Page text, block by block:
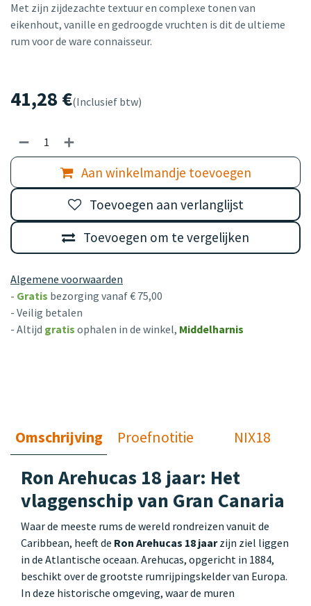
Met zijn zijdezachte textuur en complexe tonen van
eikenhout, vanille en gedroogde vruchten is dit de ultieme
rum voor de ware connaisseur.
41,28€(Inclusief btw)
Aan winkelmandje toevoegen
Toevoegen om te vergelijken
Toevoegen aan verlanglijst
Algemene voorwaarden
- Gratis bezorging vanaf € 75,00
- Veilig betalen
- Altijd gratis ophalen in de winkel, Middelharnis
Omschrijving Proefnotitie NIX18
Ron Arehucas 18 jaar: Het
vlaggenschip van Gran Canaria
Waar de meeste rums de wereld rondreizen vanuit de
Caribbean, heeft de Ron Arehucas 18 jaarzijn ziel liggen
in de Atlantische oceaan. Arehucas, opgericht in 1884,
beschikt over de grootste rumrijpingskelder van Europa.
In deze historische omgeving, waar de muren